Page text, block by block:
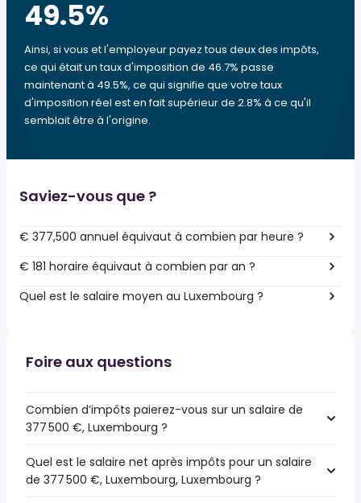
49.5%
Ainsi, si vous et l'employeur payez tous deux des impôts,
ce qui était un taux d'imposition de 46.7% passe
maintenant à 49.5%, ce qui signifie que votre taux
d'imposition réel est en fait supérieur de 2.8% à ce qu'il
semblait être à l'origine.
Saviez-vous que ?
€ 377,500 annuel équivaut à combien par heure ?
€ 181 horaire équivaut à combien par an ?
Quel est le salaire moyen au Luxembourg ?
Foire aux questions
Combien d’impôts paierez-vous sur un salaire de
377 500 €, Luxembourg ?
Quel est le salaire net après impôts pour un salaire
de 377 500 €, Luxembourg, Luxembourg ?